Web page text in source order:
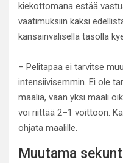
kiekottomana estää
vaatimuksiin kaksi
kansainvälisellä tasolla
– Pelitapaa ei tarvitse
intensiivisemmin. Ei ole
maalia, vaan yksi maali
voi riittää 2–1 voittoon.
ohjata maalille.
Muutama